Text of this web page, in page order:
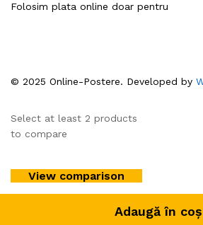
Adaugă în coș
© 2025 Online-Postere. Developed by
Folosim plata online doar pentru
Select at least 2 products
to compare
View comparison